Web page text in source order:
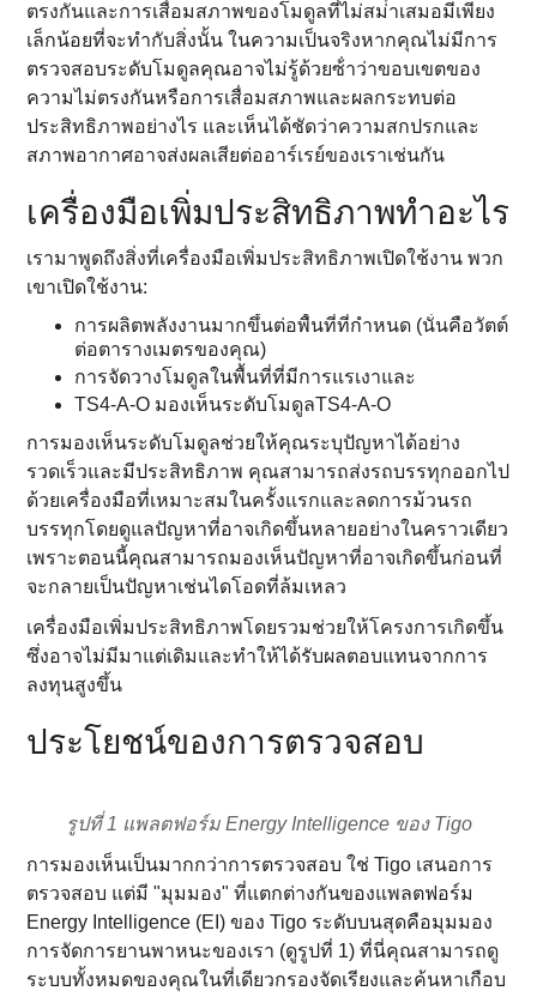
ตรงกันและการเสื่อมสภาพของโมดูลที่ไม่สม่ําเสมอมีเพียง
เล็กน้อยที่จะทํากับสิ่งนั้น ในความเป็นจริงหากคุณไม่มีการ
ตรวจสอบระดับโมดูลคุณอาจไม่รู้ด้วยซ้ําว่าขอบเขตของ
ความไม่ตรงกันหรือการเสื่อมสภาพและผลกระทบต่อ
ประสิทธิภาพอย่างไร และเห็นได้ชัดว่าความสกปรกและ
สภาพอากาศอาจส่งผลเสียต่ออาร์เรย์ของเราเช่นกัน
เครื่องมือเพิ่มประสิทธิภาพทําอะไร
เรามาพูดถึงสิ่งที่เครื่องมือเพิ่มประสิทธิภาพเปิดใช้งาน พวก
เขาเปิดใช้งาน:
การผลิตพลังงานมากขึ้นต่อพื้นที่ที่กําหนด (นั่นคือวัตต์
ต่อตารางเมตรของคุณ)
การจัดวางโมดูลในพื้นที่ที่มีการแรเงาและ
TS4-A-O มองเห็นระดับโมดูลTS4-A-O
การมองเห็นระดับโมดูลช่วยให้คุณระบุปัญหาได้อย่าง
รวดเร็วและมีประสิทธิภาพ คุณสามารถส่งรถบรรทุกออกไป
ด้วยเครื่องมือที่เหมาะสมในครั้งแรกและลดการม้วนรถ
บรรทุกโดยดูแลปัญหาที่อาจเกิดขึ้นหลายอย่างในคราวเดียว
เพราะตอนนี้คุณสามารถมองเห็นปัญหาที่อาจเกิดขึ้นก่อนที่
จะกลายเป็นปัญหาเช่นไดโอดที่ล้มเหลว
เครื่องมือเพิ่มประสิทธิภาพโดยรวมช่วยให้โครงการเกิดขึ้น
ซึ่งอาจไม่มีมาแต่เดิมและทําให้ได้รับผลตอบแทนจากการ
ลงทุนสูงขึ้น
ประโยชน์ของการตรวจสอบ
รูปที่ 1 แพลตฟอร์ม Energy Intelligence ของ Tigo
การมองเห็นเป็นมากกว่าการตรวจสอบ ใช่ Tigo เสนอการ
ตรวจสอบ แต่มี "มุมมอง" ที่แตกต่างกันของแพลตฟอร์ม
Energy Intelligence (EI) ของ Tigo ระดับบนสุดคือมุมมอง
การจัดการยานพาหนะของเรา (ดูรูปที่ 1) ที่นี่คุณสามารถดู
ระบบทั้งหมดของคุณในที่เดียวกรองจัดเรียงและค้นหาเกือบ